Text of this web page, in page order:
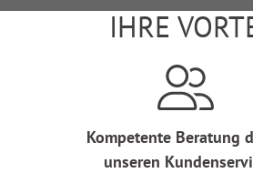
IHRE
Kompetente Beratung
unseren